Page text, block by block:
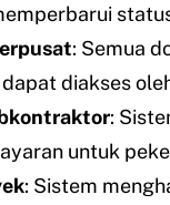
: Semua
diakses
:
untuk
: Sistem